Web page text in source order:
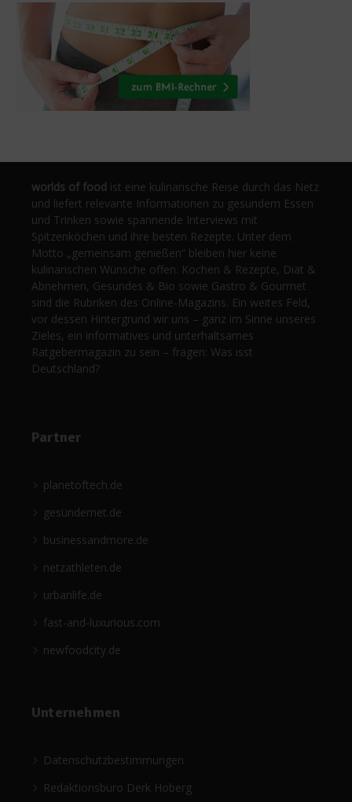
worlds of food ist eine kulinarische Reise durch das Netz
und liefert relevante Informationen zu gesundem Essen
und Trinken sowie spannende Interviews mit
Spitzenköchen und ihre besten Rezepte. Unter dem
Motto „gemeinsam genießen“ bleiben hier keine
kulinarischen Wünsche offen. Kochen & Rezepte, Diät &
Abnehmen, Gesundes & Bio sowie Gastro & Gourmet
sind die Rubriken des Online-Magazins. Ein weites Feld,
vor dessen Hintergrund wir uns – ganz im Sinne unseres
Zieles, ein informatives und unterhaltsames
Ratgebermagazin zu sein – fragen: Was isst
Deutschland?
Partner
planetoftech.de
gesündernet.de
businessandmore.de
netzathleten.de
urbanlife.de
fast-and-luxurious.com
newfoodcity.de
Unternehmen
Datenschutzbestimmungen
Redaktionsbüro Derk Hoberg